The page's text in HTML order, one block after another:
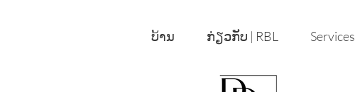
ບ້ານ ກ່ຽວກັບ | RBL Services